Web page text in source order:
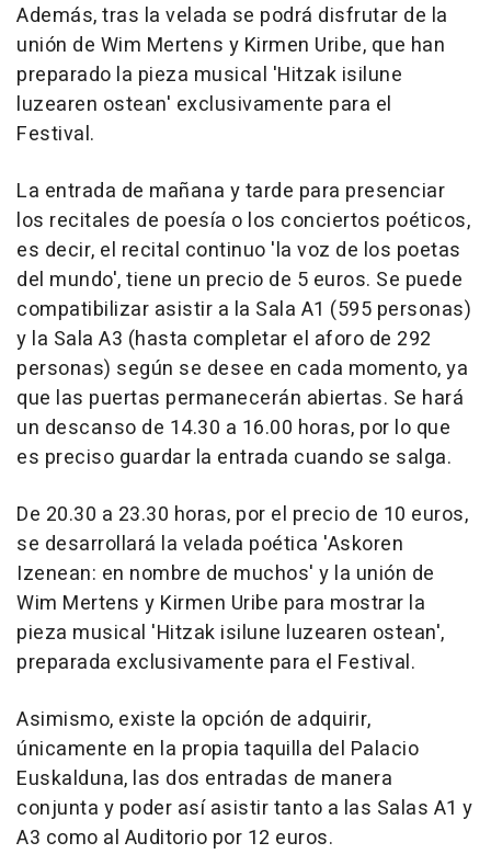
Además, tras la velada se podrá disfrutar de la
unión de Wim Mertens y Kirmen Uribe, que han
preparado la pieza musical 'Hitzak isilune
luzearen ostean' exclusivamente para el
Festival.
La entrada de mañana y tarde para presenciar
los recitales de poesía o los conciertos poéticos,
es decir, el recital continuo 'la voz de los poetas
del mundo', tiene un precio de 5 euros. Se puede
compatibilizar asistir a la Sala A1 (595 personas)
y la Sala A3 (hasta completar el aforo de 292
personas) según se desee en cada momento, ya
que las puertas permanecerán abiertas. Se hará
un descanso de 14.30 a 16.00 horas, por lo que
es preciso guardar la entrada cuando se salga.
De 20.30 a 23.30 horas, por el precio de 10 euros,
se desarrollará la velada poética 'Askoren
Izenean: en nombre de muchos' y la unión de
Wim Mertens y Kirmen Uribe para mostrar la
pieza musical 'Hitzak isilune luzearen ostean',
preparada exclusivamente para el Festival.
Asimismo, existe la opción de adquirir,
únicamente en la propia taquilla del Palacio
Euskalduna, las dos entradas de manera
conjunta y poder así asistir tanto a las Salas A1 y
A3 como al Auditorio por 12 euros.